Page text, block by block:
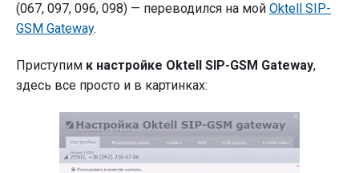
(067, 097, 096, 098) — переводился на мой Oktell SIP-
GSM Gateway.
Приступим к настройке Oktell SIP-GSM Gateway,
здесь все просто и в картинках: